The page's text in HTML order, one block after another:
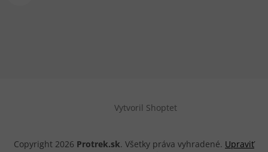
Vytvoril Shoptet
Copyright 2026 Protrek.sk. Všetky práva vyhradené. Upraviť